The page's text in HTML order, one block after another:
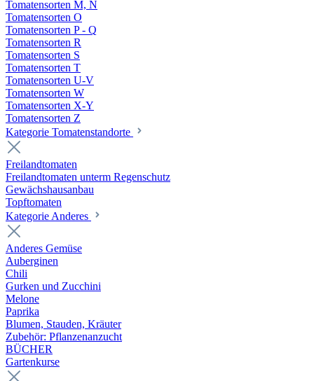
Tomatensorten M, N
Tomatensorten O
Tomatensorten P - Q
Tomatensorten R
Tomatensorten S
Tomatensorten T
Tomatensorten U-V
Tomatensorten W
Tomatensorten X-Y
Tomatensorten Z
Kategorie Tomatenstandorte
Freilandtomaten
Freilandtomaten unterm Regenschutz
Gewächshausanbau
Topftomaten
Kategorie Anderes
Anderes Gemüse
Auberginen
Chili
Gurken und Zucchini
Melone
Paprika
Blumen, Stauden, Kräuter
Zubehör: Pflanzenanzucht
BÜCHER
Gartenkurse